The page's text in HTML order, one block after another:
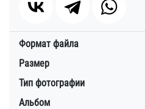
Формат файла
Размер
Тип фотографии
Альбом